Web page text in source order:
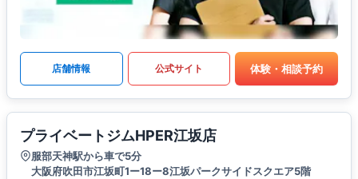
店舗情報 公式サイト 体験・相談予約
プライベートジムHPER江坂店
服部天神駅から車で5分
大阪府吹田市江坂町1ー18ー8江坂パークサイドスクエア5階